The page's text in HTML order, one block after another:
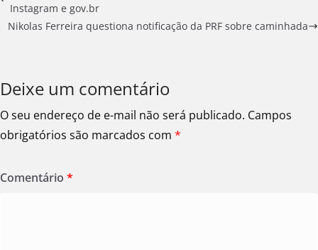
Instagram e gov.br
Nikolas Ferreira questiona notificação da PRF sobre caminhada
Deixe um comentário
O seu endereço de e-mail não será publicado. Campos
obrigatórios são marcados com *
Comentário *